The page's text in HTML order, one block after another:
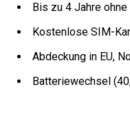
Bis zu 4 Jahre ohne
Kostenlose SIM-
Abdeckung in EU,
Batteriewechsel